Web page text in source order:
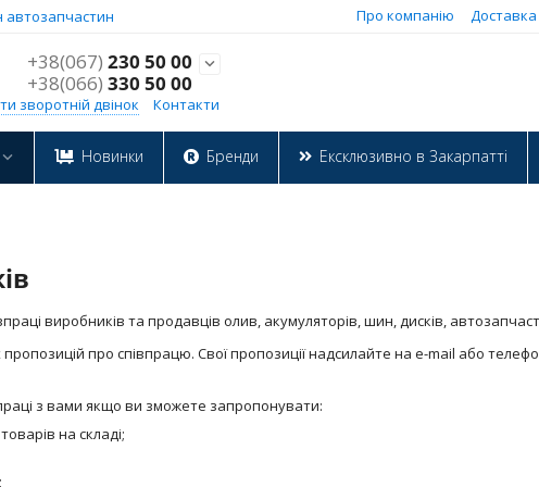
автозапчастин Про компанію Доставка
+38(067) 230 50 00
+38(066) 330 50 00

зворотній двінок Контакти
Новинки Бренди Ексклюзивно в Закарпатті
виробників та продавців олив, акумуляторів, шин, дисків,
про співпрацю. Свої пропозиції надсилайте на e-mail або
з вами якщо ви зможете запропонувати:
на складі;